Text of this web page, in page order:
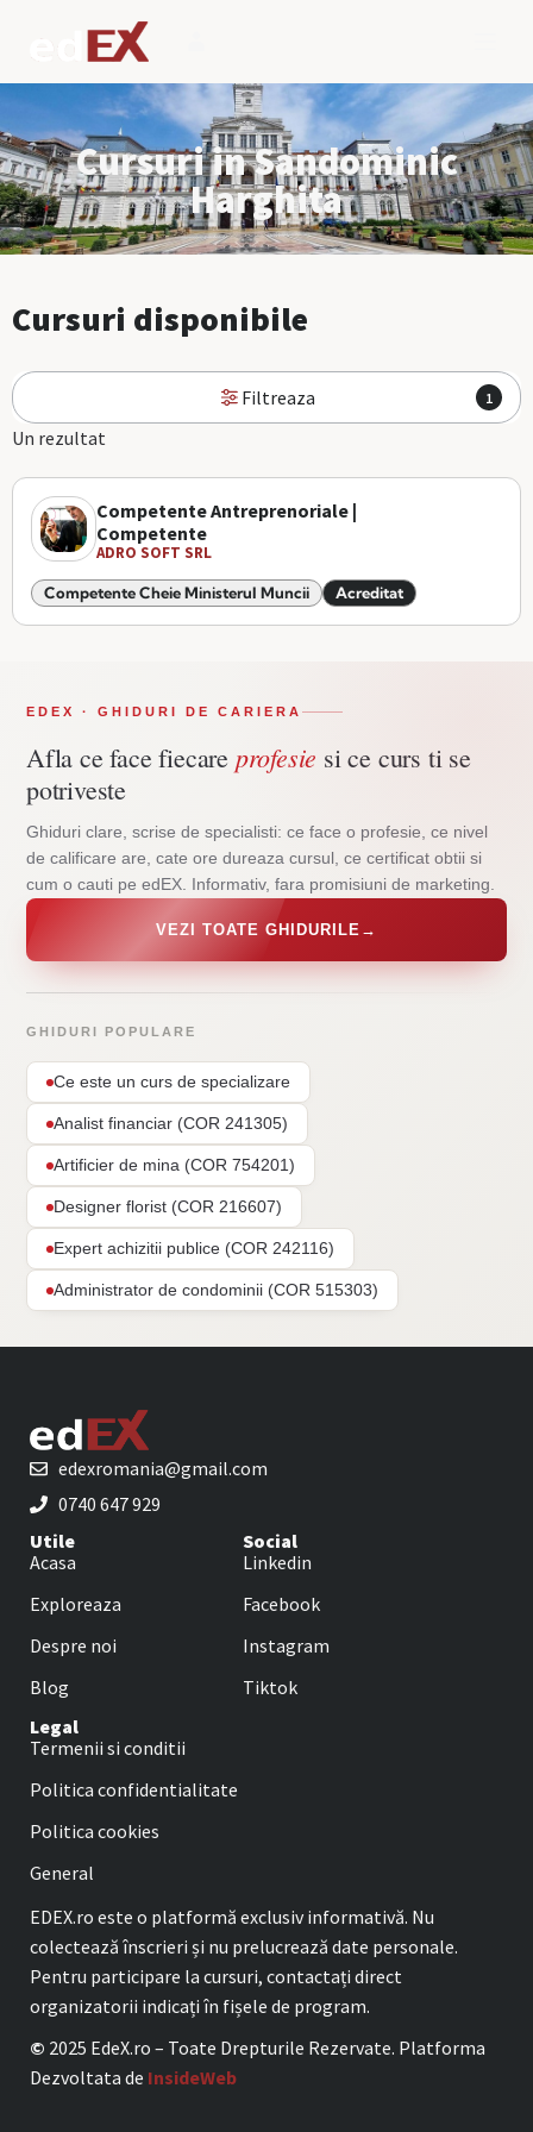
Cursuri in Sandominic
Harghita
Cursuri disponibile
Filtreaza 1
Un rezultat
Competente Antreprenoriale |
Competente
ADRO SOFT SRL
Competente Cheie Ministerul Muncii Acreditat
EDEX · GHIDURI DE CARIERA
Afla ce face fiecare profesie si ce curs ti se
potriveste
Ghiduri clare, scrise de specialisti: ce face o profesie, ce nivel
de calificare are, cate ore dureaza cursul, ce certificat obtii si
cum o cauti pe edEX. Informativ, fara promisiuni de marketing.
VEZI TOATE GHIDURILE →
GHIDURI POPULARE
Ce este un curs de specializare
Analist financiar (COR 241305)
Artificier de mina (COR 754201)
Designer florist (COR 216607)
Expert achizitii publice (COR 242116)
Administrator de condominii (COR 515303)
edexromania@gmail.com
0740 647 929
Utile
Acasa
Exploreaza
Despre noi
Blog
Social
Linkedin
Facebook
Instagram
Tiktok
Legal
Termenii si conditii
Politica confidentialitate
Politica cookies
General
EDEX.ro este o platformă exclusiv informativă. Nu
colectează înscrieri și nu prelucrează date personale.
Pentru participare la cursuri, contactați direct
organizatorii indicați în fișele de program.
© 2025 EdeX.ro – Toate Drepturile Rezervate. Platforma
Dezvoltata de InsideWeb